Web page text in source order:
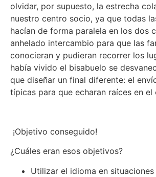
olvidar, por supuesto, la estrecha
nuestro centro socio, ya que todas
hacían de forma paralela en los dos
anhelado intercambio para que las
conocieran y pudieran recorrer los
había vivido el bisabuelo se
que diseñar un final diferente: el
típicas para que echaran raíces en el
¡Objetivo conseguido!
¿Cuáles eran esos objetivos?
Utilizar el idioma en situaciones